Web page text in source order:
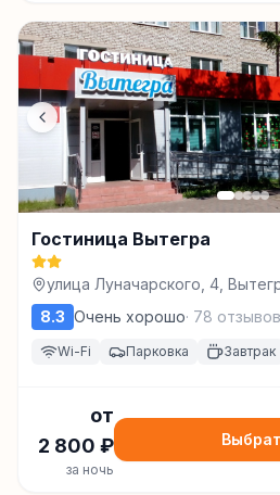
Гостиница Вытегра
улица Луначарского, 4,
8.3 Очень хорошо· 78 отзывов
Wi-Fi Парковка Завтрак
от
2 800 ₽
за ночь